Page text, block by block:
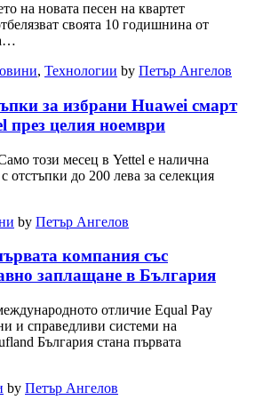
на новата песен на квартет
своята 10 годишнина от
, Технологии by Петър Ангелов
за избрани Huawei смарт
през целия ноември
този месец в Yettel е налична
отстъпки до 200 лева за селекция
by Петър Ангелов
компания със
заплащане в България
отличие Equal Pay
и справедливи системи на
България стана първата
by Петър Ангелов